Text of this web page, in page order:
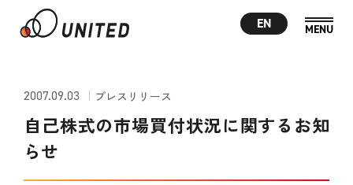
EN
2007.09.03 プレスリリース
自己株式の市場買付状況に関するお知
らせ